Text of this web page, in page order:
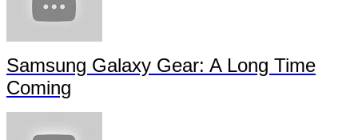
Samsung Galaxy Gear: A Long Time
Coming